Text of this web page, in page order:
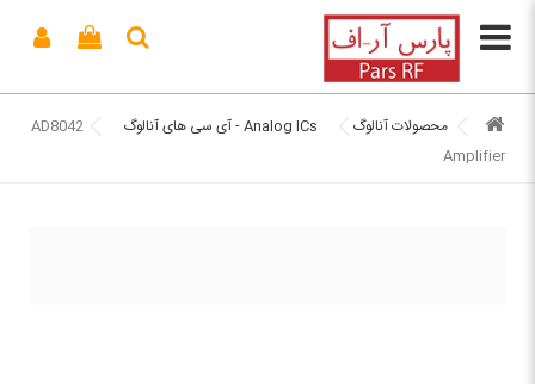
محصولات آنالوگ Analog ICs - آی سی های آنالوگ
AD8042
Amplifier